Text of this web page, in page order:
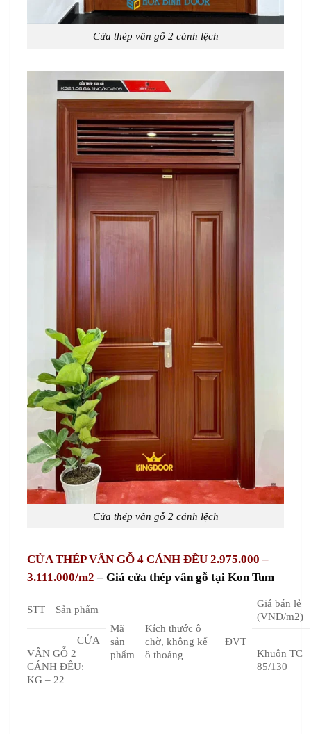
Cửa thép vân gỗ 2 cánh lệch
Cửa thép vân gỗ 2 cánh lệch
CỬA THÉP VÂN GỖ 4 CÁNH ĐỀU 2.975.000 –
3.111.000/m2 – Giá cửa thép vân gỗ tại Kon Tum
STT
Sản phẩm
Mã
sản
phẩm
Kích thước ô
chờ, không kể
ô thoáng
ĐVT
Giá bán lẻ
(VND/m2)
CỬA
VÂN GỖ 2
CÁNH ĐỀU:
KG – 22
Khuôn TC
85/130